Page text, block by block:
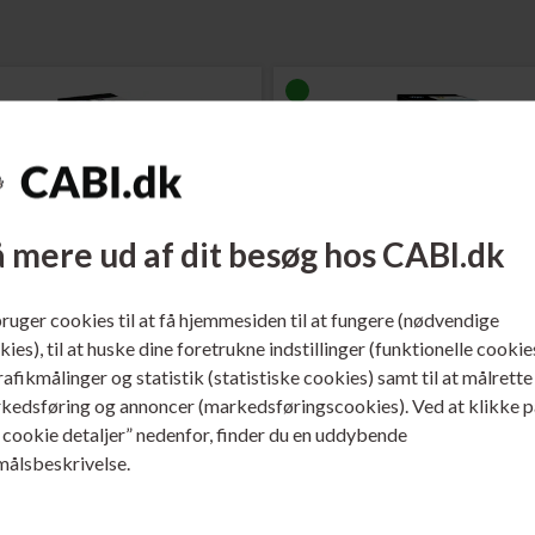
mere ud af dit besøg hos CABI.dk
cookies til at få hjemmesiden til at fungere (nødvendige
til at huske dine foretrukne indstillinger (funktionelle
og statistik (statistiske cookies) samt til at målrette
og annoncer (markedsføringscookies). Ved at klikke
cookie detaljer” nedenfor, finder du en uddybende
31 Blæk Cyan 70 ml.
Varenr. 1VU28AE
HP No. 31 Blæk Gul 70 ml.
Læs mere...